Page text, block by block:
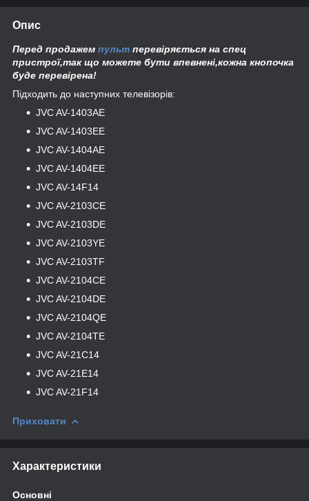
Опис
Перед продажем пульт перевіряється на спец
пристрої,так що можете бути впевнені,кожна кнопочка
буде перевірена!
Підходить до наступних телевізорів:
JVCAV-1403AE
JVCAV-1403EE
JVCAV-1404AE
JVCAV-1404EE
JVCAV-14F14
JVCAV-2103CE
JVCAV-2103DE
JVCAV-2103YE
JVCAV-2103TF
JVCAV-2104CE
JVCAV-2104DE
JVCAV-2104QE
JVCAV-2104TE
JVCAV-21C14
JVCAV-21E14
JVCAV-21F14
Приховати
Характеристики
Основні